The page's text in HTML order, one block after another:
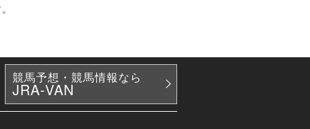
競馬予想・競馬情報なら
JRA-VAN